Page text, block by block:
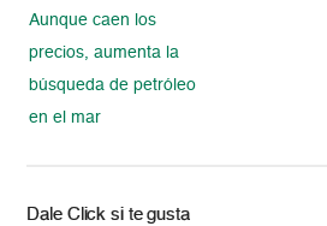
Aunque caen los
precios, aumenta la
búsqueda de petróleo
en el mar
Dale Click si te gusta